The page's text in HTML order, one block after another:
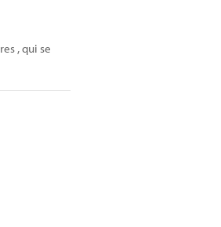
, qui se